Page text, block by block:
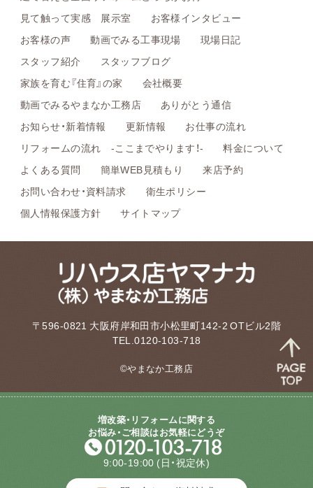
見て触って実感 展示室
お客様インタビュー
お客様の声
動画でみる工事現場
現場日記
スタッフ紹介
スタッフブログ
家族を育む『住育』の家
会社概要
動画でみるやまなか工務店
ありがとう通信
お知らせ・新着情報
更新情報
お仕事の流れ
リフォームの流れ -ここまでやります！-
料金について
よくある質問
簡単WEB見積もり
来店予約
お問い合わせ・資料請求
衛生ポリシー
個人情報保護方針
サイトマップ
〒596-0821 大阪府岸和田市小松里町142-2 OTビル2階
TEL.0120-103-718
©やまなか工務店
増改築・リフォームに関する
お悩み・ご相談はお気軽にどうぞ
9:00-19:00 (日・祝定休)